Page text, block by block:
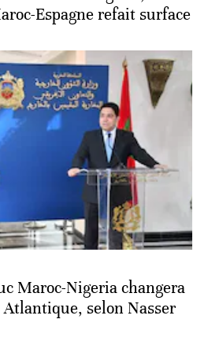
Espagne refait surface
Maroc-Nigeria changera
selon Nasser